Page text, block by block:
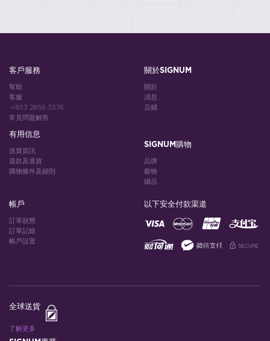
客戶服務
幫助
客服
+853 2856 3576
常見問題解答
有用信息
送貨資訊
退款及退貨
購物條件及細則
關於SIGNUM
關於
消息
店鋪
SIGNUM購物
品牌
龐物
綴品
帳戶
訂單狀態
訂單記錄
帳戶設置
以下安全付款渠道
全球送貨
了解更多